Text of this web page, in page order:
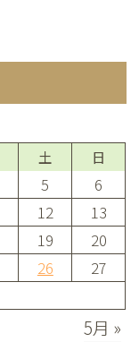
土 日
5
6
12
13
19
20
26
27
5月 »